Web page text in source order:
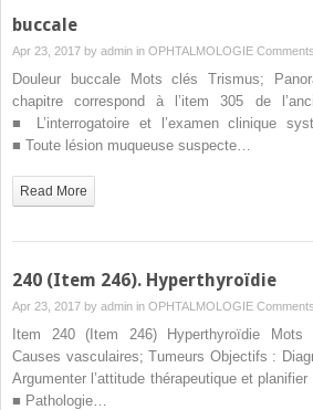
buccale
Apr 23, 2017 by admin in OPHTALMOLOGIE
Douleur buccale Mots clés Trismus;
chapitre correspond à l’item 305 de
■ L’interrogatoire et l’examen clinique
■ Toute lésion muqueuse suspecte…
Read More
240 (Item 246). Hyperthyroïdie
Apr 23, 2017 by admin in OPHTALMOLOGIE
Item 240 (Item 246) Hyperthyroïdie Mots
Causes vasculaires; Tumeurs Objectifs :
Argumenter l’attitude thérapeutique et
■ Pathologie…